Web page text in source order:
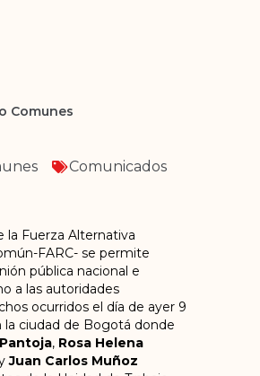
Comunes
Comunicados
la Fuerza Alternativa
FARC- se permite
pública nacional e
a las autoridades
ocurridos el día de ayer 9
la ciudad de Bogotá donde
, Rosa Helena
Juan Carlos Muñoz